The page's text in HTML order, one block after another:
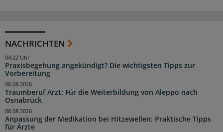
NACHRICHTEN
Praxisbegehung angekündigt? Die wichtigsten Tipps zur
Vorbereitung
04:22 Uhr
Traumberuf Arzt: Für die Weiterbildung von Aleppo nach
Osnabrück
08.08.2026
Anpassung der Medikation bei Hitzewellen: Praktische Tipps
für Ärzte
08.08.2026